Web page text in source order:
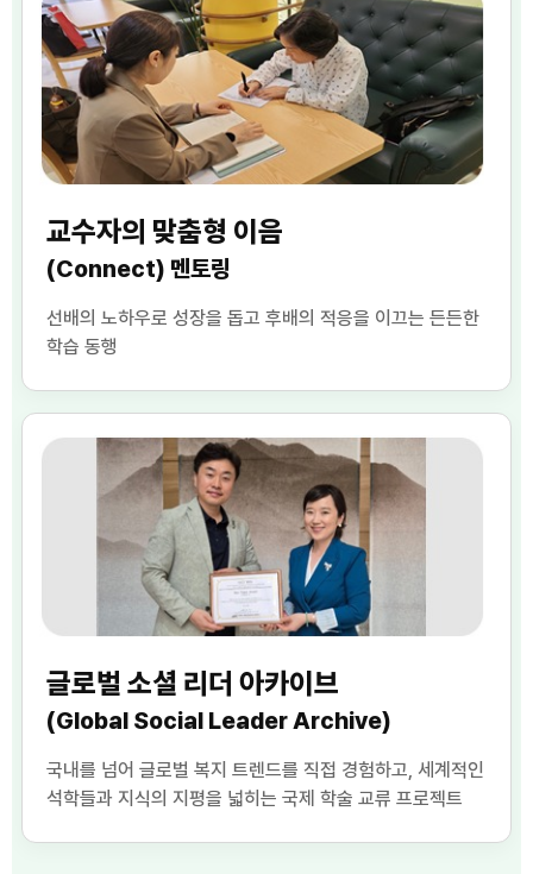
교수자의 맞춤형 이음
(Connect) 멘토링
선배의 노하우로 성장을 돕고 후배의 적응을 이끄는 든든한
학습 동행
글로벌 소셜 리더 아카이브
(Global Social Leader Archive)
국내를 넘어 글로벌 복지 트렌드를 직접 경험하고, 세계적인
석학들과 지식의 지평을 넓히는 국제 학술 교류 프로젝트